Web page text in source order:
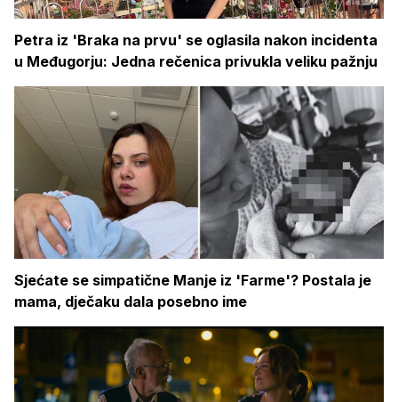
Petra iz 'Braka na prvu' se oglasila nakon incidenta
u Međugorju: Jedna rečenica privukla veliku pažnju
Sjećate se simpatične Manje iz 'Farme'? Postala je
mama, dječaku dala posebno ime